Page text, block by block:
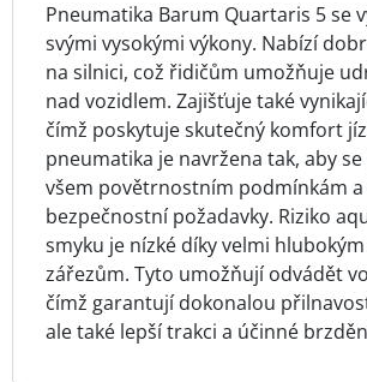
Pneumatika Barum Quartaris 5 se
svými vysokými výkony. Nabízí
na silnici, což řidičům umožňuje
nad vozidlem. Zajišťuje také
čímž poskytuje skutečný komfort
pneumatika je navržena tak, aby
všem povětrnostním podmínkám a
bezpečnostní požadavky. Riziko
smyku je nízké díky velmi
zářezům. Tyto umožňují odvádět
čímž garantují dokonalou
ale také lepší trakci a účinné